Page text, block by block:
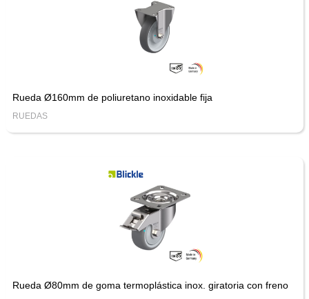
Rueda Ø160mm de poliuretano inoxidable fija
RUEDAS
Rueda Ø80mm de goma termoplástica inox. giratoria con freno